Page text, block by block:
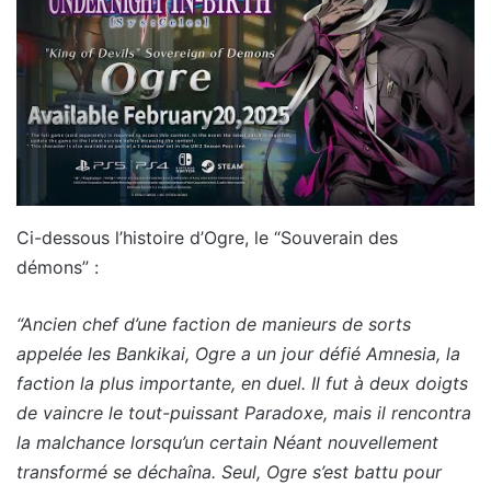
Ci-dessous l’histoire d’Ogre, le “Souverain des
démons” :
“Ancien chef d’une faction de manieurs de sorts
appelée les Bankikai, Ogre a un jour défié Amnesia, la
faction la plus importante, en duel. Il fut à deux doigts
de vaincre le tout-puissant Paradoxe, mais il rencontra
la malchance lorsqu’un certain Néant nouvellement
transformé se déchaîna. Seul, Ogre s’est battu pour